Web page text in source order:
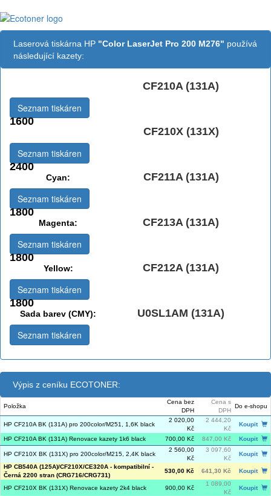
Laserová tiskárna HP "Color LaserJet Pro 200 M276" používá
následující kazety:
CF210A (131A)
1600
Seznam tiskáren
CF210X (131X)
2400
Seznam tiskáren
Cyan: CF211A (131A)
1800
Seznam tiskáren
Magenta: CF213A (131A)
1800
Seznam tiskáren
Yellow: CF212A (131A)
1800
Seznam tiskáren
Sada barev (CMY):
U0SL1AM (131A)
Seznam tiskáren
Výpis z ceníku ECOTONER:
Položka
Cena bez
DPH
Cena s
DPH
Do e-shopu
HP CF210A BK (131A) pro 200color/M251, 1,6K black
2 020,00
Kč
2 444,20
Kč
Koupit
HP CF210A BK (131A) Renovace kazety 1k6 black 700,00 Kč 847,00 Kč Koupit
HP CF210X BK (131X) pro 200color/M215, 2,4K black
2 560,00
Kč
3 097,60
Kč
Koupit
HP CB540A (125A)/CF210X/CE320A - kompatibilní -
Černá 2200 stran (CRG716/CRG731)
530,00 Kč 641,30 Kč Koupit
HP CF210X BK (131X) Renovace kazety 2k4 black 900,00 Kč
1 089,00
Kč
Koupit